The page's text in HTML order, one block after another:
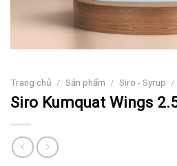
Trang chủ / Sản phẩm / Siro - Syrup /
Siro Kumquat Wings